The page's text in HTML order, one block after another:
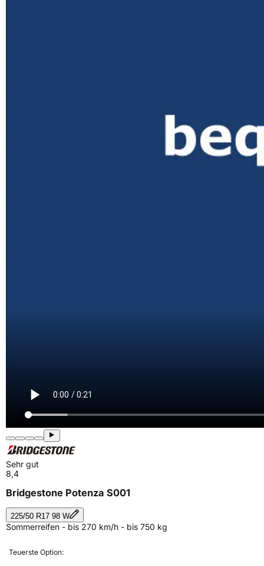
Sehr gut
8,4
Bridgestone Potenza S001
225/50 R17 98 W
Sommerreifen - bis 270 km/h - bis 750 kg
Teuerste Option: